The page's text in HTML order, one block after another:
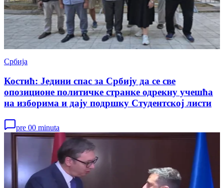
Србија
Костић: Једини спас за Србију да се све
опозиционе политичке странке одрекну учешћа
на изборима и дају подршку Студентској листи
pre 00 minuta